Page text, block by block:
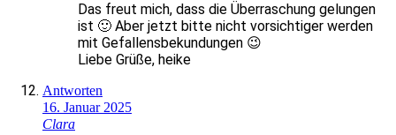
Das freut mich, dass die Überraschung gelungen
ist 🙂 Aber jetzt bitte nicht vorsichtiger werden
mit Gefallensbekundungen 😉
Liebe Grüße, heike
Antworten
16. Januar 2025
Clara